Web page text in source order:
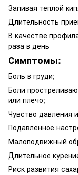
Запивая теплой
Длительность
В качестве
раза в день
Симптомы:
Боль в груди;
Боли
или плечо;
Чувство давления
Подавленное
Малоподвижный
Длительное
Риск развития